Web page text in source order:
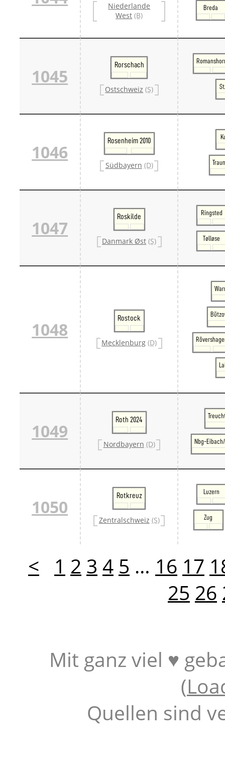
Niederlande
West (B)
Breda
1045
Rorschach
Ostschweiz (S)
1046
Rosenheim 2010
Südbayern (D)
1047
Roskilde
Danmark Øst (S)
Ringsted
Tølløse
1048
Rostock
Mecklenburg (D)
1049
Roth 2024
Nordbayern (D) Nbg-
1050
Rotkreuz
Zentralschweiz (S)
Luzern
Zug
< 1 2 3 4 5 … 16 17
25 26
Mit ganz viel ♥
(
Quellen sind